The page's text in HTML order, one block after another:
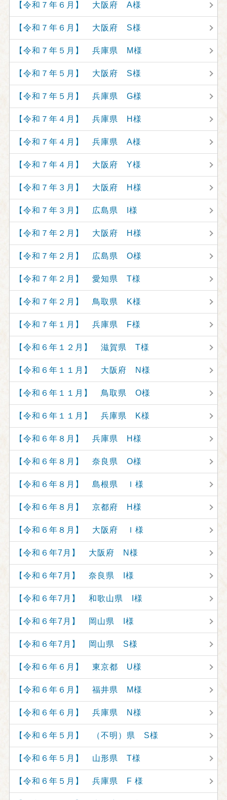
【令和７年６月】 大阪府 A様
【令和７年６月】 大阪府 S様
【令和７年５月】 兵庫県 M様
【令和７年５月】 大阪府 S様
【令和７年５月】 兵庫県 G様
【令和７年４月】 兵庫県 H様
【令和７年４月】 兵庫県 A様
【令和７年４月】 大阪府 Y様
【令和７年３月】 大阪府 H様
【令和７年３月】 広島県 I様
【令和７年２月】 大阪府 H様
【令和７年２月】 広島県 O様
【令和７年２月】 愛知県 T様
【令和７年２月】 鳥取県 K様
【令和７年１月】 兵庫県 F様
【令和６年１２月】 滋賀県 T様
【令和６年１１月】 大阪府 N様
【令和６年１１月】 鳥取県 O様
【令和６年１１月】 兵庫県 K様
【令和６年８月】 兵庫県 H様
【令和６年８月】 奈良県 O様
【令和６年８月】 島根県 Ｉ様
【令和６年８月】 京都府 H様
【令和６年８月】 大阪府 Ｉ様
【令和６年7月】 大阪府 N様
【令和６年7月】 奈良県 I様
【令和６年7月】 和歌山県 I様
【令和６年7月】 岡山県 I様
【令和６年7月】 岡山県 S様
【令和６年６月】 東京都 U様
【令和６年６月】 福井県 M様
【令和６年６月】 兵庫県 N様
【令和６年５月】 （不明）県 S様
【令和６年５月】 山形県 T様
【令和６年５月】 兵庫県 F 様